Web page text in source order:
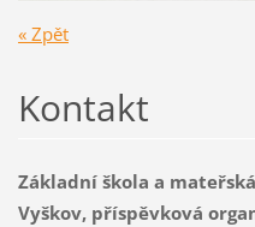
« Zpět
Kontakt
Základní škola a
Vyškov, příspěvková